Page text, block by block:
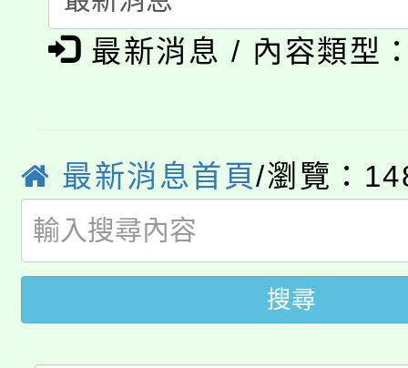
程
「本色祭」8/29、30在
場熱烈登場!
8/21下午1時於龍潭區
局官網。
8月14至27日，桃園電
開!
115年桃園市運動會8/
田徑場及游泳池舉行。
桃園市低收入戶享有免
視費優惠，中低收入戶
大園自造教育及科技
最新消息 / 內容類型
最新消息首頁/瀏覽：
搜尋